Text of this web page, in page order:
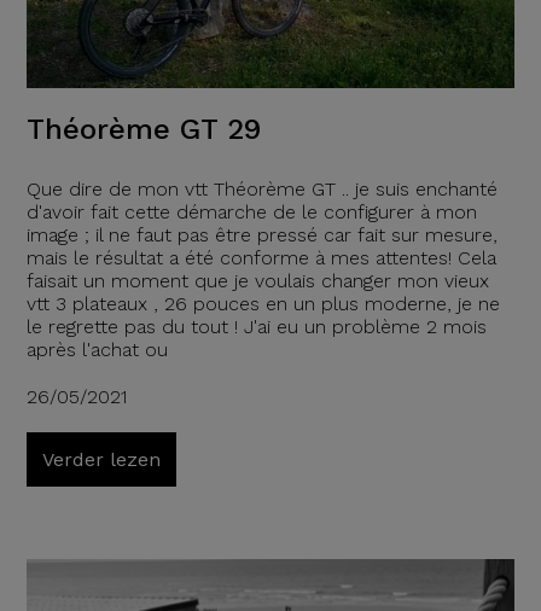
Théorème GT 29
Que dire de mon vtt Théorème GT .. je suis enchanté
d'avoir fait cette démarche de le configurer à mon
image ; il ne faut pas être pressé car fait sur mesure,
mais le résultat a été conforme à mes attentes! Cela
faisait un moment que je voulais changer mon vieux
vtt 3 plateaux , 26 pouces en un plus moderne, je ne
le regrette pas du tout ! J'ai eu un problème 2 mois
après l'achat ou
26/05/2021
Verder lezen